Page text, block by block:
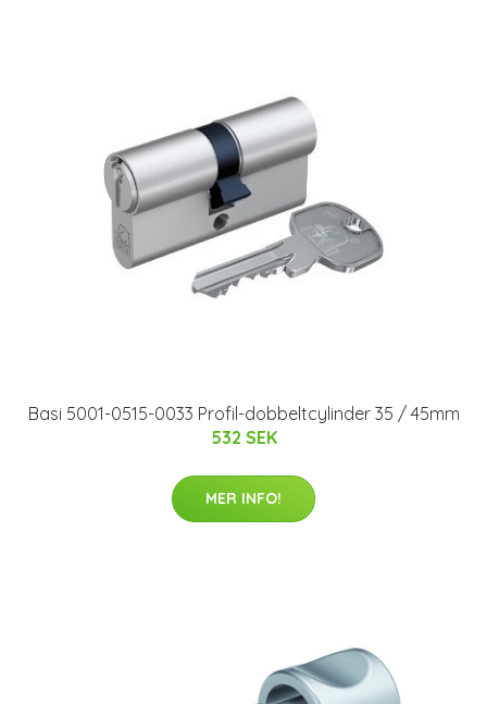
Basi 5001-0515-0033 Profil-dobbeltcylinder 35 / 45mm
532 SEK
MER INFO!